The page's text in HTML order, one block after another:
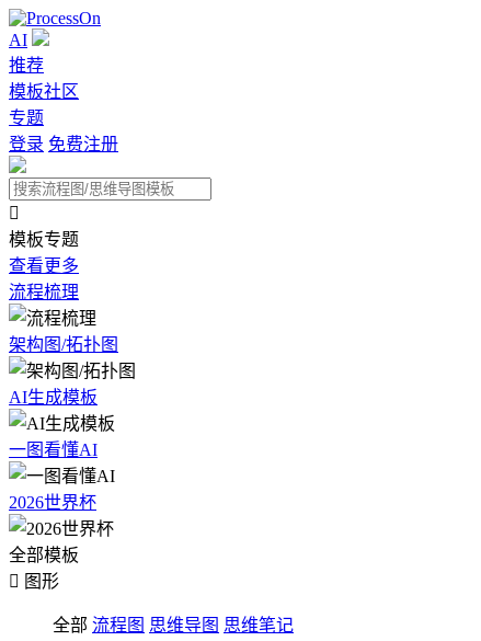
AI
推荐
模板社区
专题
登录 免费注册

模板专题
查看更多
流程梳理
架构图/拓扑图
AI生成模板
一图看懂AI
2026世界杯
全部模板
 图形
全部 流程图 思维导图 思维笔记